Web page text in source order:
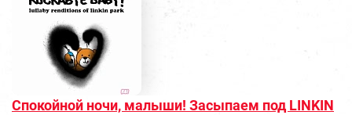
Спокойной ночи, малыши! Засыпаем под LINKIN